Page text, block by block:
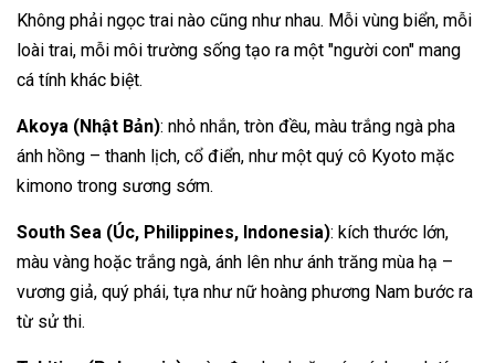
Không phải ngọc trai nào cũng như nhau. Mỗi vùng biển, mỗi
loài trai, mỗi môi trường sống tạo ra một "người con" mang
cá tính khác biệt.
Akoya (Nhật Bản): nhỏ nhắn, tròn đều, màu trắng ngà pha
ánh hồng – thanh lịch, cổ điển, như một quý cô Kyoto mặc
kimono trong sương sớm.
South Sea (Úc, Philippines, Indonesia): kích thước lớn,
màu vàng hoặc trắng ngà, ánh lên như ánh trăng mùa hạ –
vương giả, quý phái, tựa như nữ hoàng phương Nam bước ra
từ sử thi.